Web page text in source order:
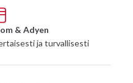
& Adyen
ja turvallisesti